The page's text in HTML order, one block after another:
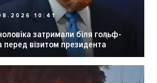
10:41
затримали біля гольф-
перед візитом президента